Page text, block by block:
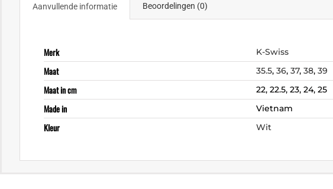
Aanvullende informatie Beoordelingen (0)
Merk K-Swiss
Maat 35.5, 36, 37, 38, 39
Maat in cm 22, 22.5, 23, 24, 25
Made in Vietnam
Kleur Wit